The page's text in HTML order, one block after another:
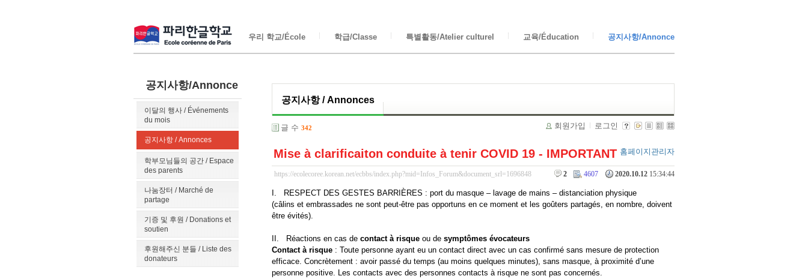
우리 학교/École 학급/Classe 특별활동/Atelier culturel 교육/Éducation 공지사항/Annonce
공지사항/Annonce
이달의 행사 / Événements
du mois
공지사항 / Annonces
학부모님들의 공간 / Espace
des parents
나눔장터 / Marché de
partage
기증 및 후원 / Donations et
soutien
후원해주신 분들 / Liste des
donateurs
공지사항 / Annonces
글 수 342 회원가입 로그인
Mise à clarificaiton conduite à tenir COVID 19 - IMPORTANT 홈페이지관리자
https://ecolecoree.korean.net/ecbbs/index.php?mid=Infos_Forum&document_srl=1696848 2020.10.12 15:34:44
4607
2
I. RESPECT DES GESTES BARRIÈRES : port du masque – lavage de mains – distanciation physique
(câlins et embrassades ne sont peut-être pas opportuns en ce moment et les goûters partagés, en nombre, doivent
être évités).
II. Réactions en cas de contact à risque ou de symptômes évocateurs
Contact à risque : Toute personne ayant eu un contact direct avec un cas confirmé sans mesure de protection
efficace. Concrètement : avoir passé du temps (au moins quelques minutes), sans masque, à proximité d’une
personne positive. Les contacts avec des personnes contacts à risque ne sont pas concernés.